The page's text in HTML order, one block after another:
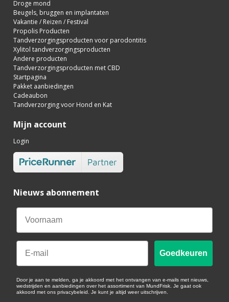
Droge mond
Beugels, bruggen en implantaten
Vakantie / Reizen / Festival
Propolis Producten
Tandverzorgingsproducten voor parodontitis
Xylitol tandverzorgingsproducten
Andere producten
Tandverzorgingsproducten met CBD
Startpagina
Pakket aanbiedingen
Cadeaubon
Tandverzorging voor Hond en Kat
Mijn account
Login
Nieuws abonnement
Email
Goedkeuren
Door je aan te melden, ga je akkoord met het ontvangen van e-mails met nieuws,
wedstrijden en aanbiedingen over het assortiment van MundFrisk. Je gaat ook
akkoord met ons privacybeleid. Je kunt je altijd weer uitschrijven.